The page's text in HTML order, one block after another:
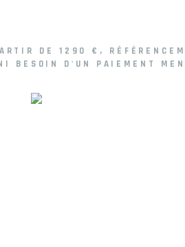
DE 1290 €,
BESOIN D'UN PAIEMENT